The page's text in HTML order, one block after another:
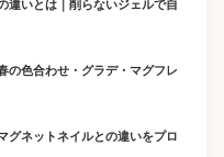
違いとは｜削らないジェルで自
の色合わせ・グラデ・マグフレ
グネットネイルとの違いをプロ